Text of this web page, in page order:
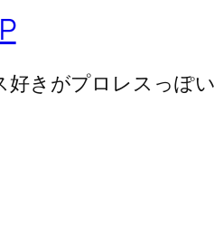
好きがプロレスっぽ